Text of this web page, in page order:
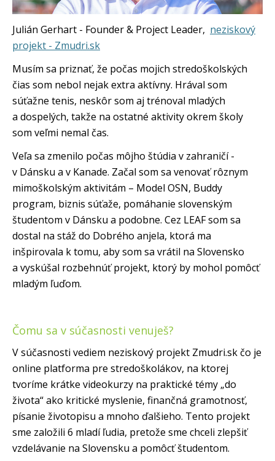
Julián Gerhart - Founder & Project Leader, neziskový
projekt - Zmudri.sk
Musím sa priznať, že počas mojich stredoškolských
čias som nebol nejak extra aktívny. Hrával som
súťažne tenis, neskôr som aj trénoval mladých
a dospelých, takže na ostatné aktivity okrem školy
som veľmi nemal čas.
Veľa sa zmenilo počas môjho štúdia v zahraničí -
v Dánsku a v Kanade. Začal som sa venovať rôznym
mimoškolským aktivitám – Model OSN, Buddy
program, biznis súťaže, pomáhanie slovenským
študentom v Dánsku a podobne. Cez LEAF som sa
dostal na stáž do Dobrého anjela, ktorá ma
inšpirovala k tomu, aby som sa vrátil na Slovensko
a vyskúšal rozbehnúť projekt, ktorý by mohol pomôcť
mladým ľuďom.
Čomu sa v súčasnosti venuješ?
V súčasnosti vediem neziskový projekt Zmudri.sk čo je
online platforma pre stredoškolákov, na ktorej
tvoríme krátke videokurzy na praktické témy „do
života“ ako kritické myslenie, finančná gramotnosť,
písanie životopisu a mnoho ďalšieho. Tento projekt
sme založili 6 mladí ľudia, pretože sme chceli zlepšiť
vzdelávanie na Slovensku a pomôcť študentom.